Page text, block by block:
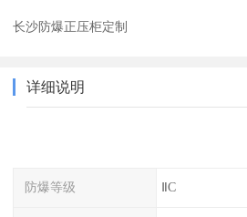
长沙防爆正压柜定制
详细说明
防爆等级 ⅡC